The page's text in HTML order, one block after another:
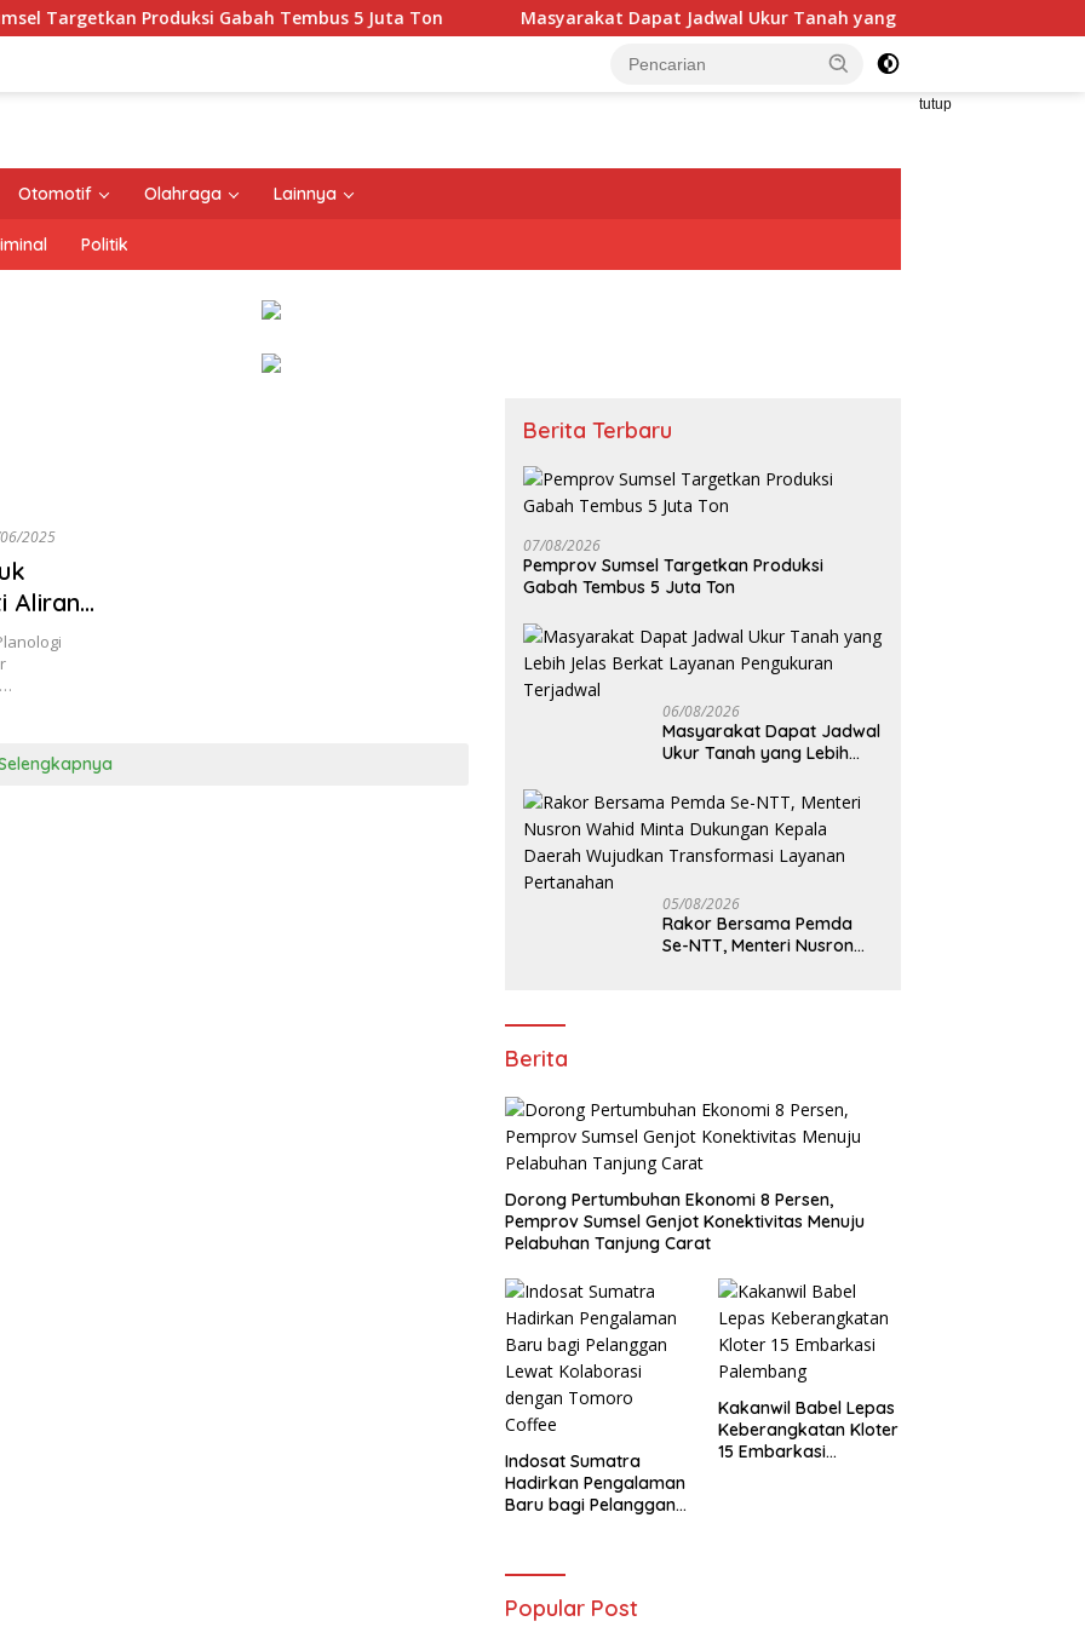
Gabah Tembus 5 Juta Ton Masyarakat Dapat Jadwal Ukur Tanah yang Lebih Jelas Berkat Layanan
tutup
Otomotif Olahraga Lainnya
Politik
2025
Aliran
Berita Terbaru
07/08/2026
Pemprov Sumsel Targetkan Produksi
Gabah Tembus 5 Juta Ton
06/08/2026
Masyarakat Dapat Jadwal
Ukur Tanah yang Lebih
Pengukuran Terjadwal
05/08/2026
Rakor Bersama Pemda
Se-NTT, Menteri Nusron
Berita
Dorong Pertumbuhan Ekonomi 8 Persen,
Pemprov Sumsel Genjot Konektivitas Menuju
Pelabuhan Tanjung Carat
Indosat Sumatra
Hadirkan Pengalaman
Baru bagi Pelanggan
Coffee
Kakanwil Babel Lepas
Keberangkatan Kloter
15 Embarkasi
Popular Post